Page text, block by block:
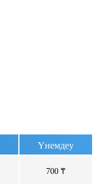
Үнемдеу
700 ₸